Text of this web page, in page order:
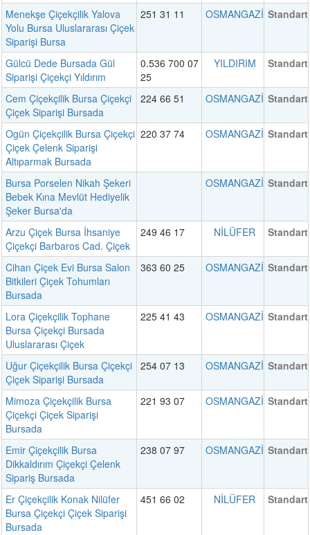
Menekşe Çiçekçilik Yalova
Yolu Bursa Uluslararası Çiçek
Siparişi Bursa
251 31 11 OSMANGAZİ Standart
Gülcü Dede Bursada Gül
Siparişi Çiçekçi Yıldırım
0.536 700 07
25
YILDIRIM Standart
Cem Çiçekçilik Bursa Çiçekçi
Çiçek Siparişi Bursada
224 66 51 OSMANGAZİ Standart
Ogün Çiçekçilik Bursa Çiçekçi
Çiçek Çelenk Siparişi
Altıparmak Bursada
220 37 74 OSMANGAZİ Standart
Bursa Porselen Nikah Şekeri
Bebek Kına Mevlüt Hediyelik
Şeker Bursa'da
OSMANGAZİ Standart
Arzu Çiçek Bursa İhsaniye
Çiçekçi Barbaros Cad. Çiçek
249 46 17 NİLÜFER Standart
Cihan Çiçek Evi Bursa Salon
Bitkileri Çiçek Tohumları
Bursada
363 60 25 OSMANGAZİ Standart
Lora Çiçekçilik Tophane
Bursa Çiçekçi Bursada
Uluslararası Çiçek
225 41 43 OSMANGAZİ Standart
Uğur Çiçekçilik Bursa Çiçekçi
Çiçek Siparişi Bursada
254 07 13 OSMANGAZİ Standart
Mimoza Çiçekçilik Bursa
Çiçekçi Çiçek Siparişi
Bursada
221 93 07 OSMANGAZİ Standart
Emir Çiçekçilik Bursa
Dikkaldırım Çiçekçi Çelenk
Sipariş Bursada
238 07 97 OSMANGAZİ Standart
Er Çiçekçilik Konak Nilüfer
Bursa Çiçekçi Çiçek Siparişi
Bursada
451 66 02 NİLÜFER Standart